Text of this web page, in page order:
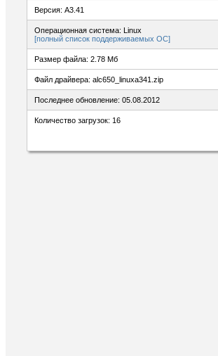
Версия: A3.41
Операционная система: Linux
[полный список поддерживаемых ОС]
Размер файла: 2.78 Мб
Файл драйвера: alc650_linuxa341.zip
Последнее обновление: 05.08.2012
Количество загрузок: 16